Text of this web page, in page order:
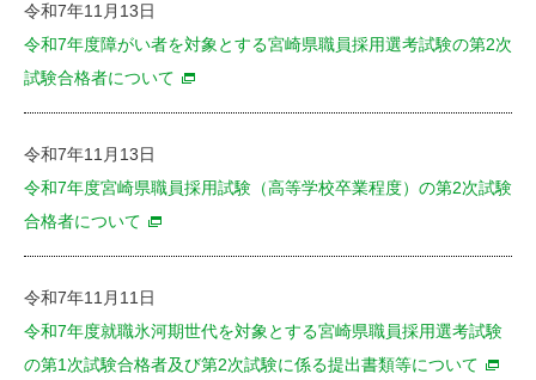
令和7年11月13日
令和7年度障がい者を対象とする宮崎県職員採用選考試験の第2次
試験合格者について
令和7年11月13日
令和7年度宮崎県職員採用試験（高等学校卒業程度）の第2次試験
合格者について
令和7年11月11日
令和7年度就職氷河期世代を対象とする宮崎県職員採用選考試験
の第1次試験合格者及び第2次試験に係る提出書類等について